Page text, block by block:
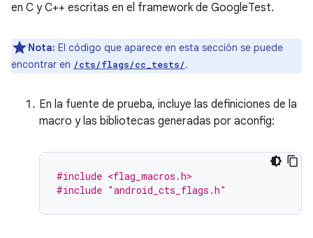
en C y C++ escritas en el framework de GoogleTest.
Nota: El código que aparece en esta sección se puede
encontrar en /cts/flags/cc_tests/.
En la fuente de prueba, incluye las definiciones de la
macro y las bibliotecas generadas por aconfig:
#include <flag_macros.h>
#include "android_cts_flags.h"